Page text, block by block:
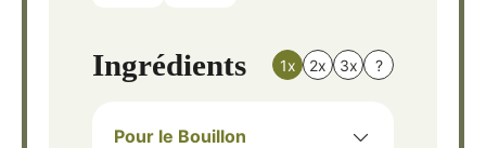
Ingrédients 1x 2x 3x ?
Pour le Bouillon